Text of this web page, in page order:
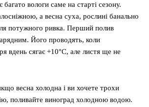
вологи саме на старті сезону.
а весна суха, рослині банально
потужного ривка. Перший полив
Його проводять, коли
вдень сягає +10°C, але листя ще не
весна холодна і ви хочете трохи
поливайте виноград холодною водою.